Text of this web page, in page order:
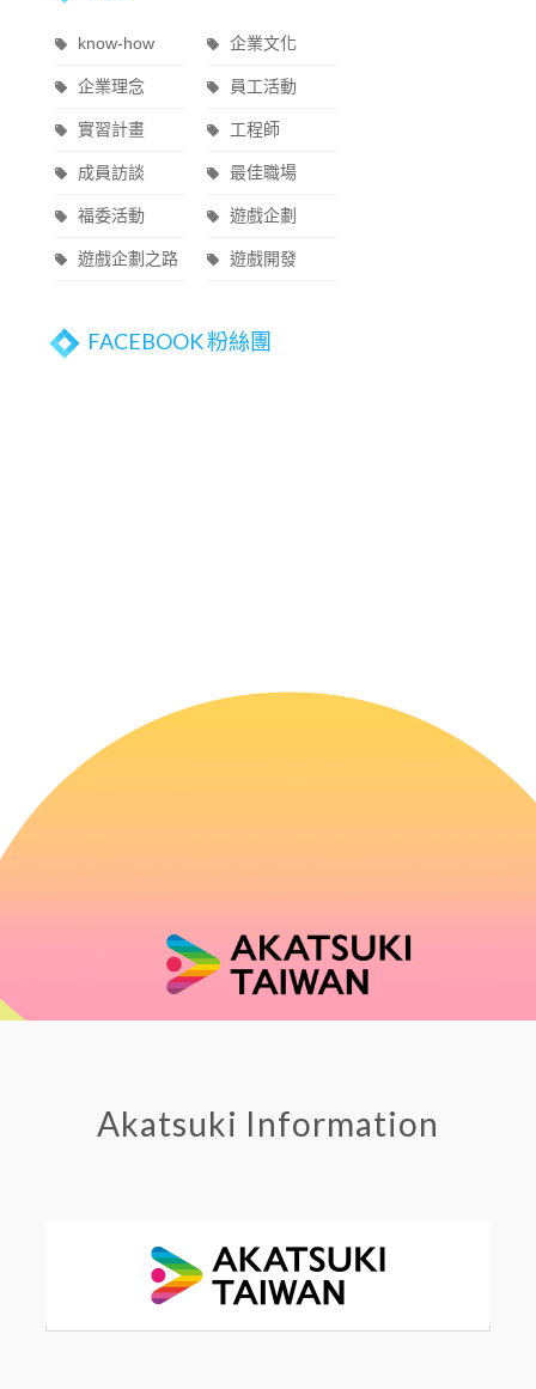
know-how 企業文化
企業理念 員工活動
實習計畫 工程師
成員訪談 最佳職場
福委活動 遊戲企劃
遊戲企劃之路 遊戲開發
FACEBOOK 粉絲團
Akatsuki Information